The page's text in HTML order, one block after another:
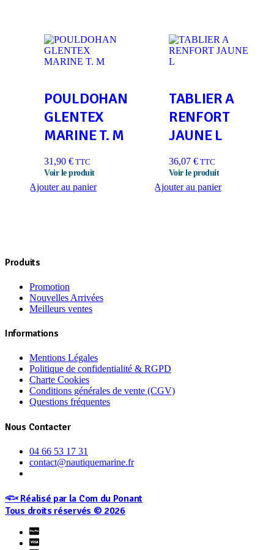
POULDOHAN
GLENTEX
MARINE T. M
31,90 € TTC
Ajouter au panier
TABLIER A
RENFORT
JAUNE L
36,07 €TTC
Ajouter au panier
Produits
Promotion
Nouvelles Arrivées
Meilleurs ventes
Informations
Mentions Légales
Politique de confidentialité & RGPD
Charte Cookies
Conditions générales de vente (CGV)
Questions fréquentes
Nous Contacter
04 66 53 17 31
contact@nautiquemarine.fr
𓆟 Réalisé par la Com du Ponant
Tous droits réservés © 2026